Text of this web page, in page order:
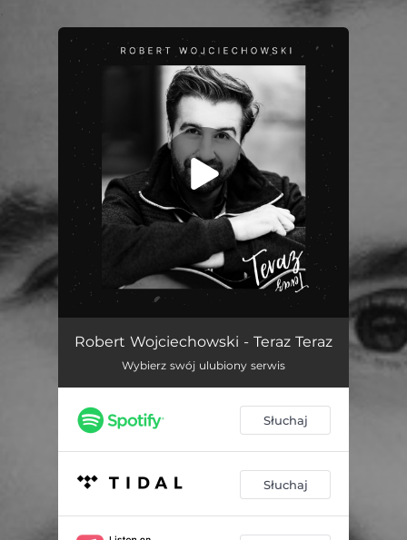
You're all set!
Teraz Teraz 03:34
Robert Wojciechowski - Teraz Teraz
Wybierz swój ulubiony serwis
Słuchaj
Słuchaj